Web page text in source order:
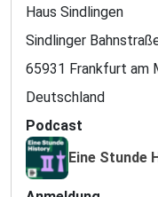
Haus Sindlingen
Sindlinger
65931 Frankfurt am
Deutschland
Podcast
Eine Stunde